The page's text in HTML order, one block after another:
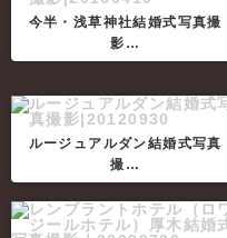
今半・浅草神社結婚式写真撮
影…
ルージュアルダン結婚式写真
撮…